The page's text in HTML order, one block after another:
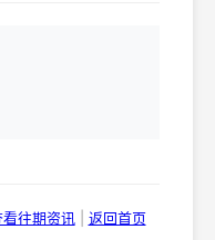
看往期资讯
返回首页